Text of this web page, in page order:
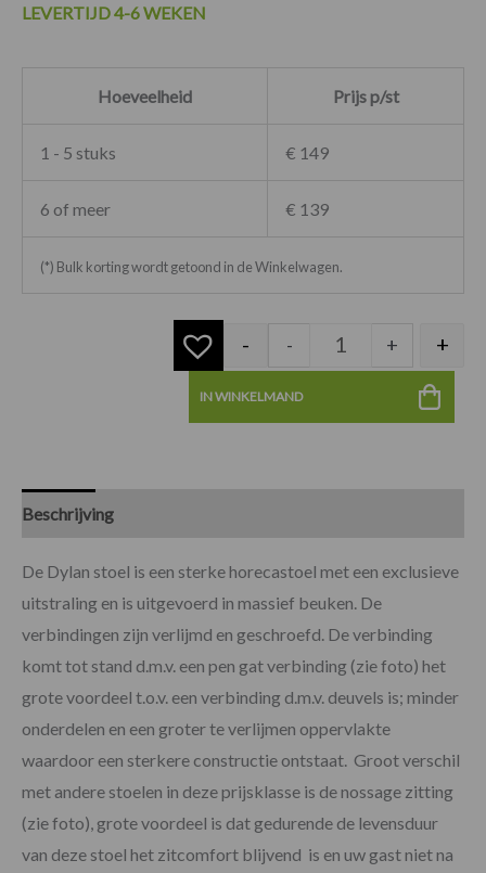
LEVERTIJD 4-6 WEKEN
Hoeveelheid Prijs p/st
1 - 5 stuks € 149
6 of meer € 139
(*) Bulk korting wordt getoond in de Winkelwagen.
- - + +
IN WINKELMAND
Beschrijving
De Dylan stoel is een sterke horecastoel met een exclusieve
uitstraling en is uitgevoerd in massief beuken. De
verbindingen zijn verlijmd en geschroefd. De verbinding
komt tot stand d.m.v. een pen gat verbinding (zie foto) het
grote voordeel t.o.v. een verbinding d.m.v. deuvels is; minder
onderdelen en een groter te verlijmen oppervlakte
waardoor een sterkere constructie ontstaat. Groot verschil
met andere stoelen in deze prijsklasse is de nossage zitting
(zie foto), grote voordeel is dat gedurende de levensduur
van deze stoel het zitcomfort blijvend is en uw gast niet na